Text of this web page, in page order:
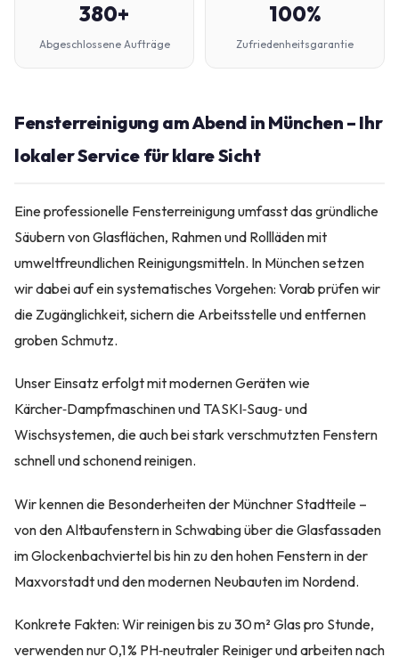
380+
Abgeschlossene Aufträge
100%
Zufriedenheitsgarantie
Fensterreinigung am Abend in München – Ihr
lokaler Service für klare Sicht
Eine professionelle Fensterreinigung umfasst das gründliche
Säubern von Glasflächen, Rahmen und Rollläden mit
umweltfreundlichen Reinigungsmitteln. In München setzen
wir dabei auf ein systematisches Vorgehen: Vorab prüfen wir
die Zugänglichkeit, sichern die Arbeitsstelle und entfernen
groben Schmutz.
Unser Einsatz erfolgt mit modernen Geräten wie
Kärcher‑Dampfmaschinen und TASKI‑Saug‑ und
Wischsystemen, die auch bei stark verschmutzten Fenstern
schnell und schonend reinigen.
Wir kennen die Besonderheiten der Münchner Stadtteile –
von den Altbaufenstern in Schwabing über die Glasfassaden
im Glockenbachviertel bis hin zu den hohen Fenstern in der
Maxvorstadt und den modernen Neubauten im Nordend.
Konkrete Fakten: Wir reinigen bis zu 30 m² Glas pro Stunde,
verwenden nur 0,1 % PH‑neutraler Reiniger und arbeiten nach